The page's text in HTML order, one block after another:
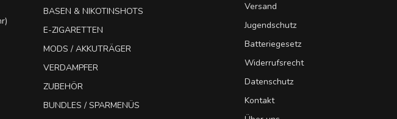
BASEN & NIKOTINSHOTS
E-ZIGARETTEN
MODS / AKKUTRÄGER
VERDAMPFER
ZUBEHÖR
BUNDLES / SPARMENÜS
Versand
Jugendschutz
Batteriegesetz
Widerrufsrecht
Datenschutz
Kontakt